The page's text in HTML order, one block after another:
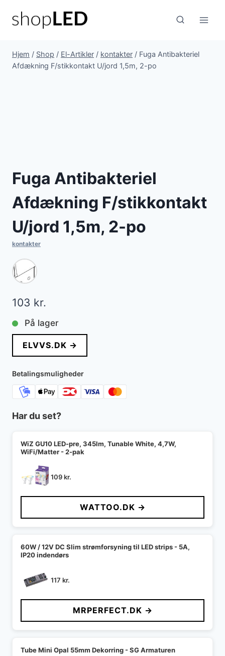
Hjem / Shop / El-Artikler / kontakter / Fuga Antibakteriel
Afdækning F/stikkontakt U/jord 1,5m, 2-po
Fuga Antibakteriel
Afdækning F/stikkontakt
U/jord 1,5m, 2-po
kontakter
103 kr.
På lager
ELVVS.DK →
Betalingsmuligheder
Har du set?
WiZ GU10 LED-pre, 345lm, Tunable White, 4,7W,
WiFi/Matter - 2-pak
109kr.
WATTOO.DK →
60W / 12V DC Slim strømforsyning til LED strips - 5A,
IP20 indendørs
117 kr.
MRPERFECT.DK →
Tube Mini Opal 55mm Dekorring - SG Armaturen